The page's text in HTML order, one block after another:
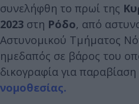
συνελήφθη το πρωί της
2023 στη Ρόδο, από
Αστυνομικού Τμήματος
ημεδαπός σε βάρος του
δικογραφία για παραβίαση
νομοθεσίας.